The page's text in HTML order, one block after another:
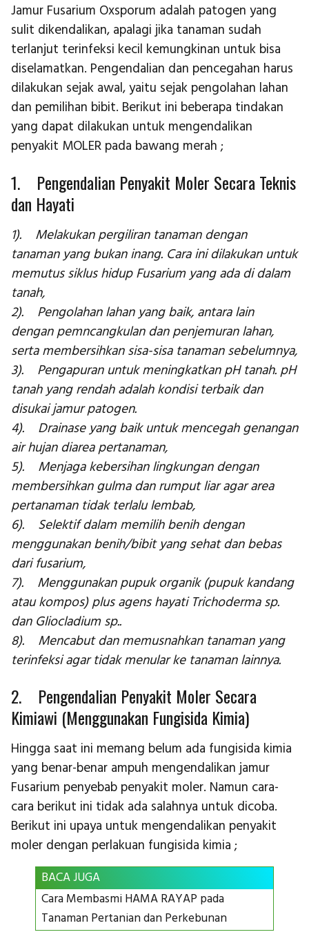
Jamur Fusarium Oxsporum adalah patogen yang
sulit dikendalikan, apalagi jika tanaman sudah
terlanjut terinfeksi kecil kemungkinan untuk bisa
diselamatkan. Pengendalian dan pencegahan harus
dilakukan sejak awal, yaitu sejak pengolahan lahan
dan pemilihan bibit. Berikut ini beberapa tindakan
yang dapat dilakukan untuk mengendalikan
penyakit MOLER pada bawang merah ;
1. Pengendalian Penyakit Moler Secara Teknis
dan Hayati
1). Melakukan pergiliran tanaman dengan
tanaman yang bukan inang. Cara ini dilakukan untuk
memutus siklus hidup Fusarium yang ada di dalam
tanah,
2). Pengolahan lahan yang baik, antara lain
dengan pemncangkulan dan penjemuran lahan,
serta membersihkan sisa-sisa tanaman sebelumnya,
3). Pengapuran untuk meningkatkan pH tanah. pH
tanah yang rendah adalah kondisi terbaik dan
disukai jamur patogen.
4). Drainase yang baik untuk mencegah genangan
air hujan diarea pertanaman,
5). Menjaga kebersihan lingkungan dengan
membersihkan gulma dan rumput liar agar area
pertanaman tidak terlalu lembab,
6). Selektif dalam memilih benih dengan
menggunakan benih/bibit yang sehat dan bebas
dari fusarium,
7). Menggunakan pupuk organik (pupuk kandang
atau kompos) plus agens hayati Trichoderma sp.
dan Gliocladium sp..
8). Mencabut dan memusnahkan tanaman yang
terinfeksi agar tidak menular ke tanaman lainnya.
2. Pengendalian Penyakit Moler Secara
Kimiawi (Menggunakan Fungisida Kimia)
Hingga saat ini memang belum ada fungisida kimia
yang benar-benar ampuh mengendalikan jamur
Fusarium penyebab penyakit moler. Namun cara-
cara berikut ini tidak ada salahnya untuk dicoba.
Berikut ini upaya untuk mengendalikan penyakit
moler dengan perlakuan fungisida kimia ;
BACA JUGA
Cara Membasmi HAMA RAYAP pada
Tanaman Pertanian dan Perkebunan